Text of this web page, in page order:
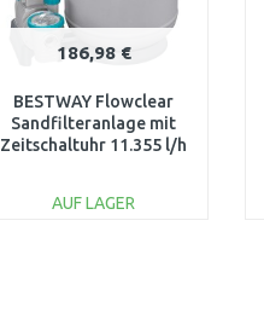
186,98 €
BESTWAY Flowclear
Sandfilteranlage mit
Zeitschaltuhr 11.355 l/h
AUF LAGER